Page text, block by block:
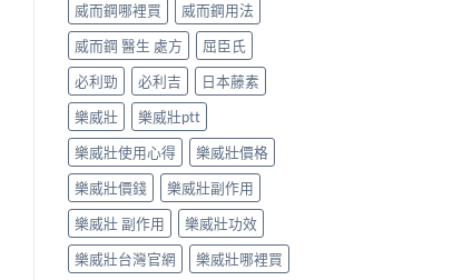
威而鋼哪裡買
威而鋼用法
威而鋼 醫生 處方
屈臣氏
必利勁
必利吉
日本藤素
樂威壯
樂威壯ptt
樂威壯使用心得
樂威壯價格
樂威壯價錢
樂威壯副作用
樂威壯 副作用
樂威壯功效
樂威壯台灣官網
樂威壯哪裡買